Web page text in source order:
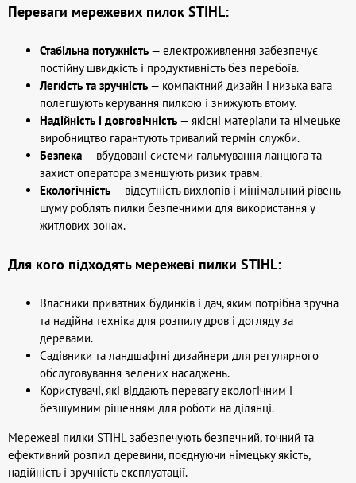
Переваги мережевих пилок STIHL:
Стабільна потужність — електроживлення забезпечує
постійну швидкість і продуктивність без перебоїв.
Легкість та зручність — компактний дизайн і низька вага
полегшують керування пилкою і знижують втому.
Надійність і довговічність — якісні матеріали та німецьке
виробництво гарантують тривалий термін служби.
Безпека — вбудовані системи гальмування ланцюга та
захист оператора зменшують ризик травм.
Екологічність — відсутність вихлопів і мінімальний рівень
шуму роблять пилки безпечними для використання у
житлових зонах.
Для кого підходять мережеві пилки STIHL:
Власники приватних будинків і дач, яким потрібна зручна
та надійна техніка для розпилу дров і догляду за
деревами.
Садівники та ландшафтні дизайнери для регулярного
обслуговування зелених насаджень.
Користувачі, які віддають перевагу екологічним і
безшумним рішенням для роботи на ділянці.
Мережеві пилки STIHL забезпечують безпечний, точний та
ефективний розпил деревини, поєднуючи німецьку якість,
надійність і зручність експлуатації.